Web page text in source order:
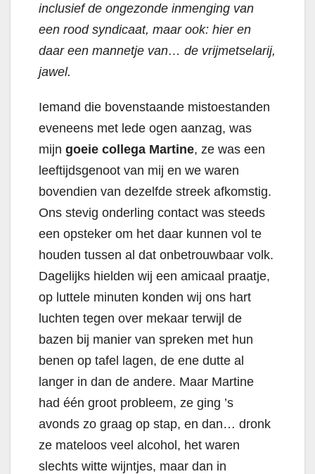
inclusief de ongezonde inmenging van
een rood syndicaat, maar ook: hier en
daar een mannetje van… de vrijmetselarij,
jawel.
Iemand die bovenstaande mistoestanden
eveneens met lede ogen aanzag, was
mijn goeie collega Martine, ze was een
leeftijdsgenoot van mij en we waren
bovendien van dezelfde streek afkomstig.
Ons stevig onderling contact was steeds
een opsteker om het daar kunnen vol te
houden tussen al dat onbetrouwbaar volk.
Dagelijks hielden wij een amicaal praatje,
op luttele minuten konden wij ons hart
luchten tegen over mekaar terwijl de
bazen bij manier van spreken met hun
benen op tafel lagen, de ene dutte al
langer in dan de andere. Maar Martine
had één groot probleem, ze ging ’s
avonds zo graag op stap, en dan… dronk
ze mateloos veel alcohol, het waren
slechts witte wijntjes, maar dan in